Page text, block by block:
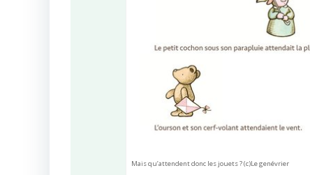
Mais qu’attendent donc les jouets ? (c)Le genévrier